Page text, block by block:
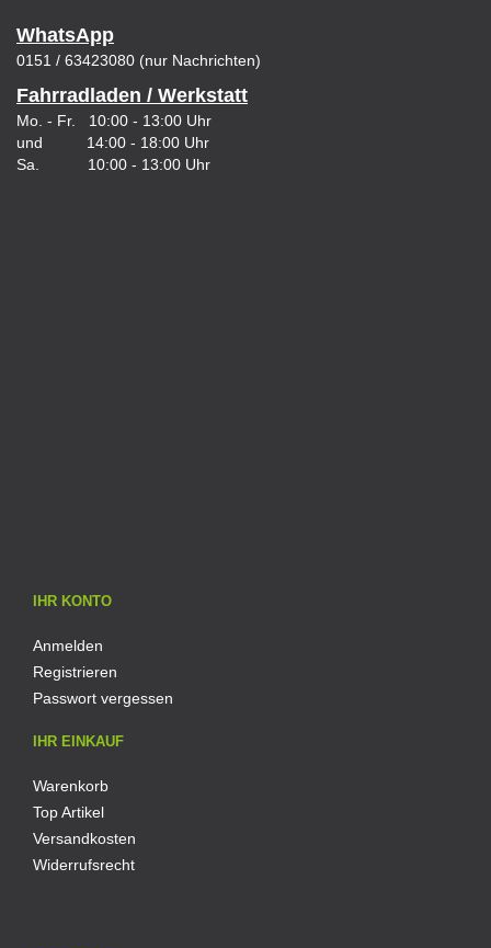
WhatsApp
0151 / 63423080 (nur Nachrichten)
Fahrradladen / Werkstatt
Mo. - Fr. 10:00 - 13:00 Uhr
und 14:00 - 18:00 Uhr
Sa. 10:00 - 13:00 Uhr
IHR KONTO
Anmelden
Registrieren
Passwort vergessen
IHR EINKAUF
Warenkorb
Top Artikel
Versandkosten
Widerrufsrecht